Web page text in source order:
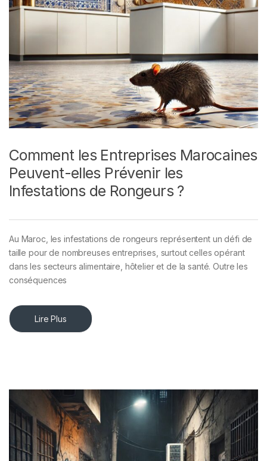
Comment les Entreprises Marocaines
Peuvent-elles Prévenir les
Infestations de Rongeurs ?
Au Maroc, les infestations de rongeurs représentent un défi de
taille pour de nombreuses entreprises, surtout celles opérant
dans les secteurs alimentaire, hôtelier et de la santé. Outre les
conséquences
Lire Plus